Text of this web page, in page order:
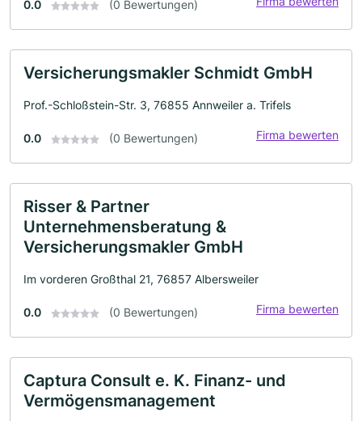
0.0 (0 Bewertungen)
Versicherungsmakler Schmidt GmbH
Prof.-Schloßstein-Str. 3, 76855 Annweiler a. Trifels
0.0 (0 Bewertungen) Firma bewerten
Risser & Partner
Unternehmensberatung &
Versicherungsmakler GmbH
Im vorderen Großthal 21, 76857 Albersweiler
0.0 (0 Bewertungen) Firma bewerten
Captura Consult e. K. Finanz- und
Vermögensmanagement